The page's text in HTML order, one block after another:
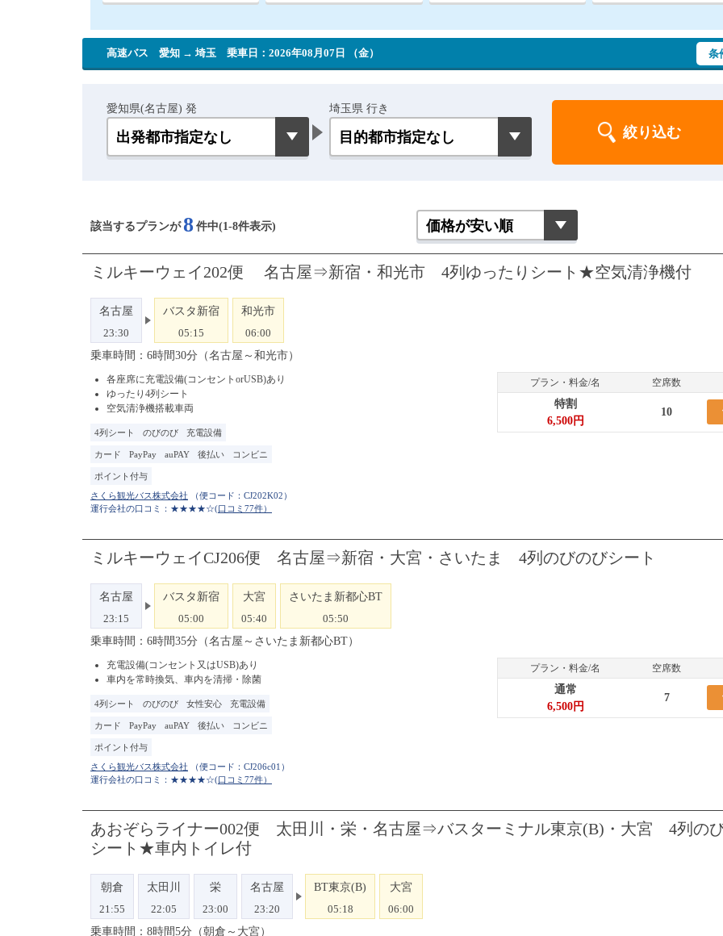
高速バス 愛知 → 埼玉 乗車日：2026年08月07日 （金） 条
愛知県(名古屋) 発 埼玉県 行き
該当するプランが 8 件中(1-8件表示)
ミルキーウェイ202便 名古屋⇒新宿・和光市 4列ゆったりシート★空気清浄機付
（便コード： CJ202K02 ）
運行会社の口コミ：★★★★☆(口コミ77件）
名古屋
23:30
バスタ新宿
05:15
和光市
06:00
乗車時間：6時間30分（名古屋～和光市）
4列シート のびのび 充電設備
各座席に充電設備(コンセントorUSB)あり
ゆったり4列シート
空気清浄機搭載車両
カード PayPay auPAY 後払い コンビニ
ポイント付与
プラン・料金/名 空席数
特割
6,500円
10
ミルキーウェイCJ206便 名古屋⇒新宿・大宮・さいたま 4列のびのびシート
（便コード： CJ206c01 ）
運行会社の口コミ：★★★★☆(口コミ77件）
名古屋
23:15
バスタ新宿
05:00
大宮
05:40
さいたま新都心BT
05:50
乗車時間：6時間35分（名古屋～さいたま新都心BT）
4列シート のびのび 女性安心 充電設備
充電設備(コンセント又はUSB)あり
車内を常時換気、車内を清掃・除菌
カード PayPay auPAY 後払い コンビニ
ポイント付与
プラン・料金/名 空席数
通常
6,500円
7
あおぞらライナー002便 太田川・栄・名古屋⇒バスターミナル東京(B)・大宮 4列の
シート★車内トイレ付
朝倉
21:55
太田川
22:05
栄
23:00
名古屋
23:20
BT東京(B)
05:18
大宮
06:00
乗車時間：8時間5分（朝倉～大宮）